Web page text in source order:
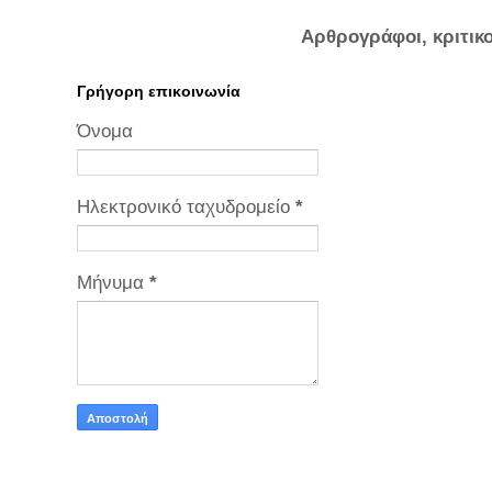
Αρθρογράφοι,
Γρήγορη επικοινωνία
Όνομα
Ηλεκτρονικό ταχυδρομείο *
Μήνυμα *